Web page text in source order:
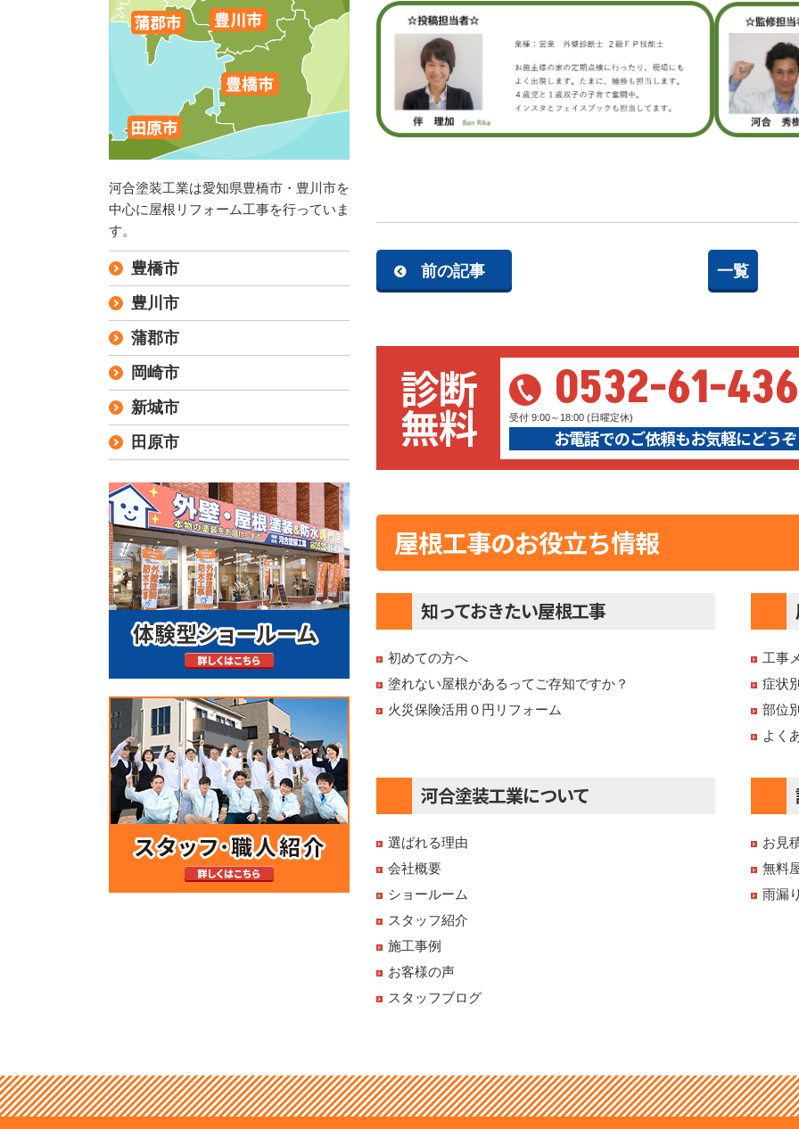
前の記事 一覧
診断
無料
0532-61-
受付 9:00～18:00 (日曜定休)
お電話でのご依頼もお気軽にどうぞ
屋根工事のお役立ち情報
知っておきたい屋根工事
初めての方へ
塗れない屋根があるってご存知ですか？
火災保険活用０円リフォーム
工事
症状
部位
よく
河合塗装工業について
選ばれる理由
会社概要
ショールーム
スタッフ紹介
施工事例
お客様の声
スタッフブログ
お見
無料
雨漏
河合塗装工業は愛知県豊橋市・豊川市を
中心に屋根リフォーム工事を行っていま
す。
豊橋市
豊川市
蒲郡市
岡崎市
新城市
田原市